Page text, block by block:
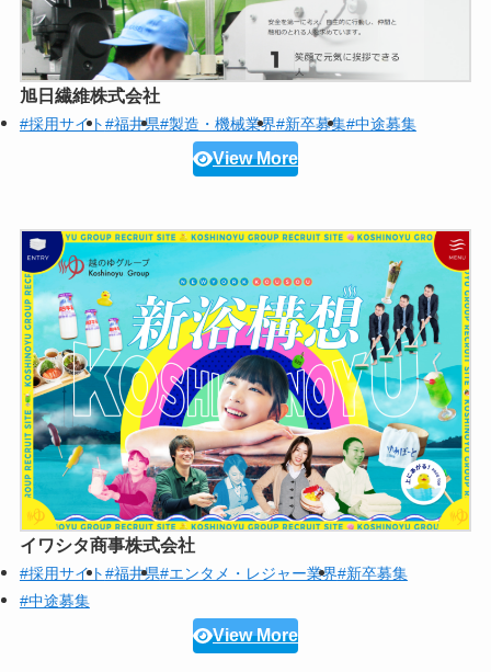
旭日繊維株式会社
#採用サイト#福井県#製造・機械業界#新卒募集#中途募集
View More
イワシタ商事株式会社
#採用サイト#福井県#エンタメ・レジャー業界#新卒募集
#中途募集
View More